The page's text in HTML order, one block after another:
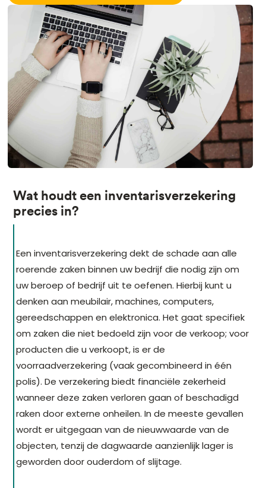
Wat houdt een inventarisverzekering
precies in?
Een inventarisverzekering dekt de schade aan alle
roerende zaken binnen uw bedrijf die nodig zijn om
uw beroep of bedrijf uit te oefenen. Hierbij kunt u
denken aan meubilair, machines, computers,
gereedschappen en elektronica. Het gaat specifiek
om zaken die niet bedoeld zijn voor de verkoop; voor
producten die u verkoopt, is er de
voorraadverzekering (vaak gecombineerd in één
polis). De verzekering biedt financiële zekerheid
wanneer deze zaken verloren gaan of beschadigd
raken door externe onheilen. In de meeste gevallen
wordt er uitgegaan van de nieuwwaarde van de
objecten, tenzij de dagwaarde aanzienlijk lager is
geworden door ouderdom of slijtage.